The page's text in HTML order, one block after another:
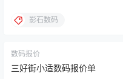
影石数码
数码报价
三好街小适数码报价单